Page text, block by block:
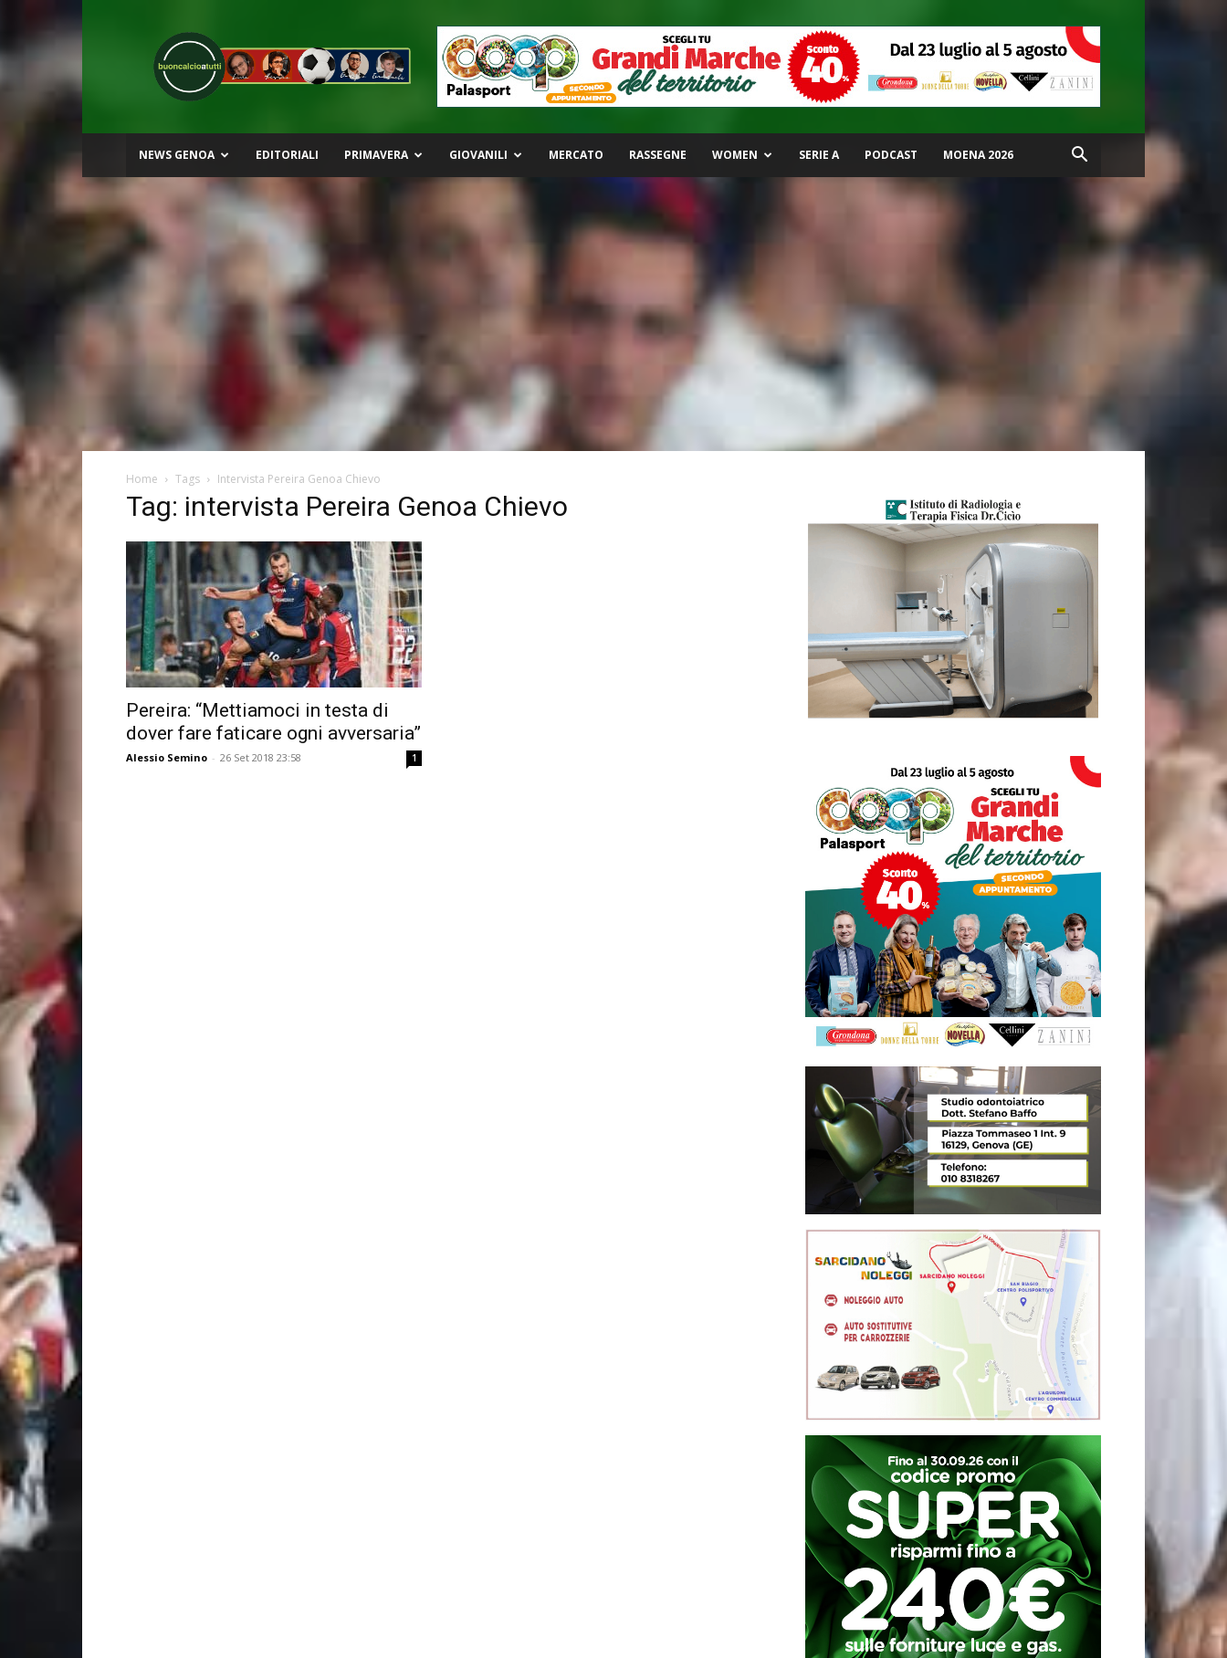
Buon
Calcio
a
Tutti
NEWS GENOA EDITORIALI PRIMAVERA GIOVANILI MERCATO RASSEGNE WOMEN SERIE A PODCAST MOENA 2026
Home Tags Intervista Pereira Genoa Chievo
Tag: intervista Pereira Genoa Chievo
Pereira: “Mettiamoci in testa di
dover fare faticare ogni avversaria”
Alessio Semino - 26 Set 2018 23:58 1